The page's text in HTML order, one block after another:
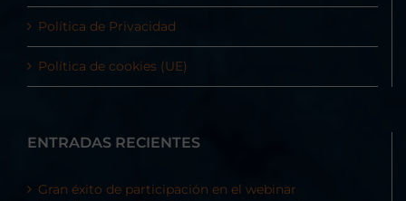
Política de Privacidad
Política de cookies (UE)
ENTRADAS RECIENTES
Gran éxito de participación en el webinar